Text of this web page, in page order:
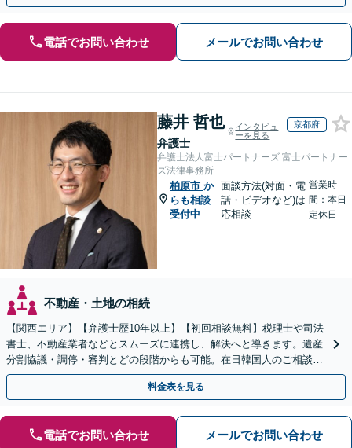
電話でお問い合わせ メールでお問い合わせ
藤井 哲也
弁護士
インタビュ
ーを見る
京都府
弁護士法人富士パートナーズ 富士パートナー
ズ法律事務所
柏原市 か
らも相談
受付中
面談方法(対面・電
話・ビデオなど)は
応相談
営業時
間：本日
定休日
不動産・土地の相続
【関西エリア】【弁護士歴10年以上】【初回相談無料】税理士や司法
書士、不動産業者などとスムーズに連携し、解決へと導きます。遺産
分割協議・調停・審判とどの段階からも可能。在日韓国人のご相談も
対応しております【休日・夜間相談可】
料金表を見る
電話でお問い合わせ メールでお問い合わせ